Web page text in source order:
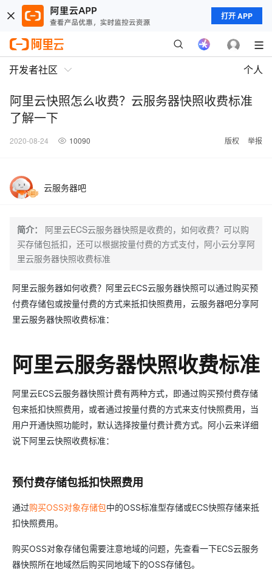
打开 APP
开发者社区 个人
阿里云快照怎么收费？云服务器快照收费标准
了解一下
2020-08-24 10090 版权 举报
云服务器吧
简介：
阿里云ECS云服务器快照是收费的，如何收费？可以购
买存储包抵扣，还可以根据按量付费的方式支付，阿小云分享阿
里云服务器快照收费标准
阿里云服务器如何收费？阿里云ECS云服务器快照可以通过购买预
付费存储包或按量付费的方式来抵扣快照费用，云服务器吧分享阿
里云服务器快照收费标准：
阿里云服务器快照收费标准
阿里云ECS云服务器快照计费有两种方式，即通过购买预付费存储
包来抵扣快照费用，或者通过按量付费的方式来支付快照费用，当
用户开通快照功能时，默认选择按量付费计费方式。阿小云来详细
说下阿里云快照收费标准：
预付费存储包抵扣快照费用
通过购买OSS对象存储包中的OSS标准型存储或ECS快照存储来抵
扣快照费用。
购买OSS对象存储包需要注意地域的问题，先查看一下ECS云服务
器快照所在地域然后购买同地域下的OSS存储包。